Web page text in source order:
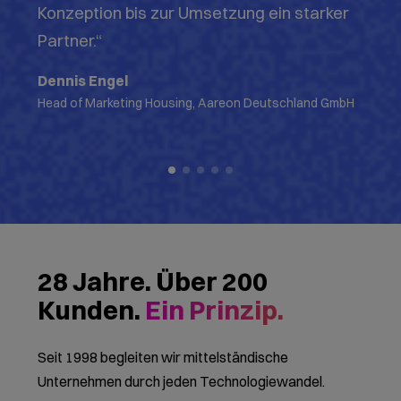
Konzeption bis zur Umsetzung ein starker
Partner.“
Dennis Engel
Head of Marketing Housing, Aareon Deutschland GmbH
28 Jahre. Über 200
Kunden. Ein Prinzip.
Seit 1998 begleiten wir mittelständische
Unternehmen durch jeden Technologiewandel.